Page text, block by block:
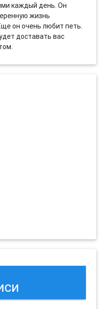
каждый день. Он
жизнь
он очень любит петь.
доставать вас